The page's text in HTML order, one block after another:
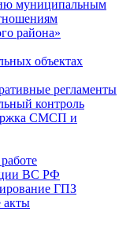
муниципальным
района»
объектах
регламенты
контроль
СМСП и
ВС РФ
ГПЗ
акты